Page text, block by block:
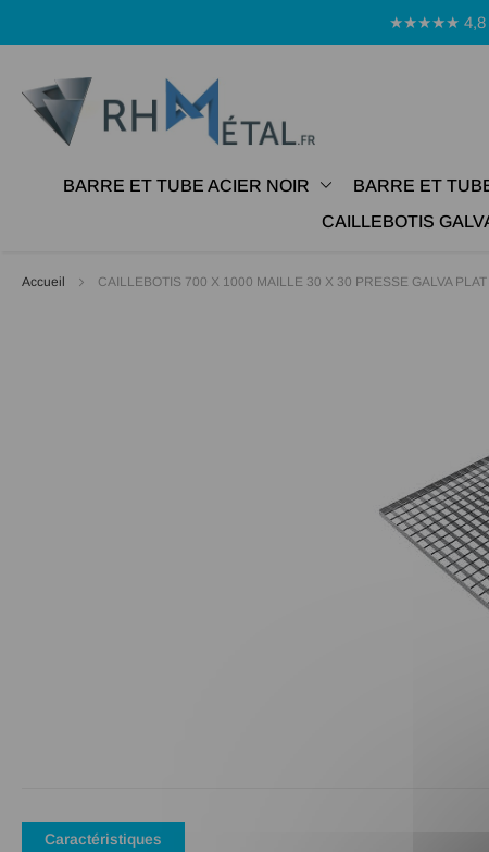
★★★★★ 4,8
BARRE ET TUBE ACIER NOIR BARRE ET
CAILLEBOTIS
Accueil CAILLEBOTIS 700 X 1000 MAILLE 30 X 30 PRESSE GALVA
Caractéristiques